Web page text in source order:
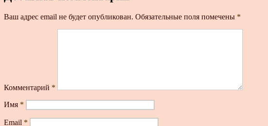
Ваш адрес email не будет опубликован. Обязательные поля помечены *
Комментарий *
Имя *
Email *